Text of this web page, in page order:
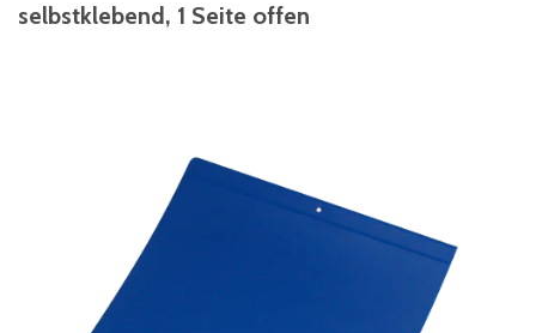
selbstklebend, 1 Seite offen